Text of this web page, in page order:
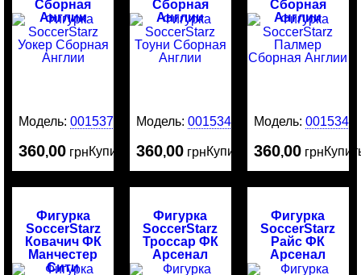
Сборная
Англии
Модель:0015375
360,00 грнКупить
Сборная
Англии
Модель:0015342
360,00 грнКупить
Сборная
Англии
Модель: 0015341
360,00 грн
Фигурка
SoccerStarz
Ковачич ФК
Манчестер
Сити
Фигурка
SoccerStarz
Троссар ФК
Арсенал
Фигурка
SoccerStarz
Райс ФК
Арсенал